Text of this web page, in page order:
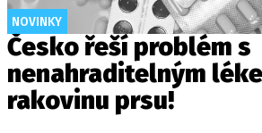
NOVINKY
Česko řeší problém s
nenahraditelným
rakovinu prsu!